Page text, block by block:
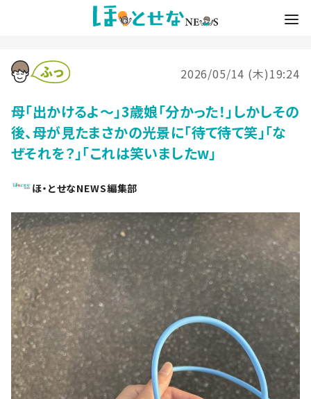
2026/05/14 (木)19:24
母「出かけるよ～」3歳娘「分かった！」しかしその
後、母が見たまさかの光景に「待て待て笑」「な
ぜそれを？」「これは笑いましたw」
ほ・とせなNEWS編集部